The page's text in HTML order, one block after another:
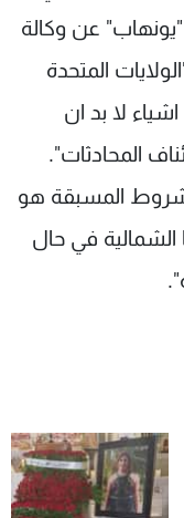
"يونهاب" عن وكالة
المتحدة
لا بد ان
المحادثات".
المسبقة هو
الشمالية في حال